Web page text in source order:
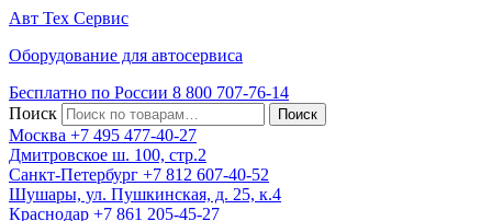
Авт Тех Сервис
Оборудование для автосервиса
Бесплатно по России 8 800 707-76-14
Поиск
Москва +7 495 477-40-27
Дмитровское ш. 100, стр.2
Санкт-Петербург +7 812 607-40-52
Шушары, ул. Пушкинская, д. 25, к.4
Краснодар +7 861 205-45-27